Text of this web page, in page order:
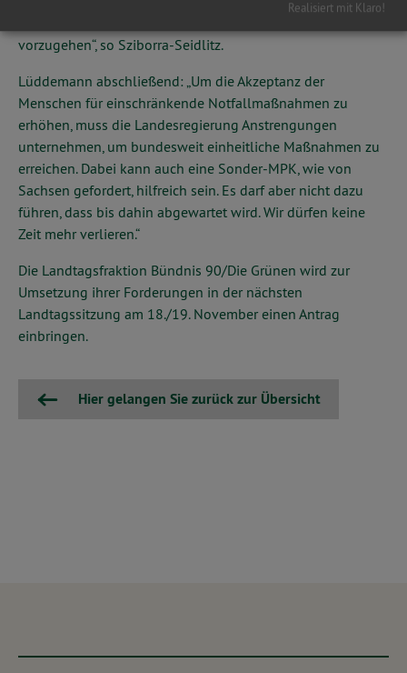
vorzugehen“, so Sziborra-Seidlitz.
Lüddemann abschließend: „Um die Akzeptanz der
Menschen für einschränkende Notfallmaßnahmen zu
erhöhen, muss die Landesregierung Anstrengungen
unternehmen, um bundesweit einheitliche Maßnahmen zu
erreichen. Dabei kann auch eine Sonder-MPK, wie von
Sachsen gefordert, hilfreich sein. Es darf aber nicht dazu
führen, dass bis dahin abgewartet wird. Wir dürfen keine
Zeit mehr verlieren.“
Die Landtagsfraktion Bündnis 90/Die Grünen wird zur
Umsetzung ihrer Forderungen in der nächsten
Landtagssitzung am 18./19. November einen Antrag
einbringen.
Hier gelangen Sie zurück zur Übersicht
Realisiert mit Klaro!